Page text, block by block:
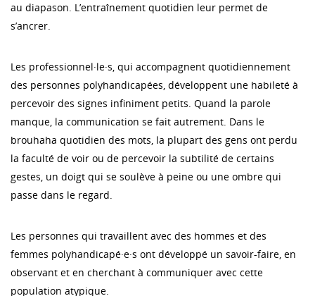
au diapason. L’entraînement quotidien leur permet de
s’ancrer.
Les professionnel·le·s, qui accompagnent quotidiennement
des personnes polyhandicapées, développent une habileté à
percevoir des signes infiniment petits. Quand la parole
manque, la communication se fait autrement. Dans le
brouhaha quotidien des mots, la plupart des gens ont perdu
la faculté de voir ou de percevoir la subtilité de certains
gestes, un doigt qui se soulève à peine ou une ombre qui
passe dans le regard.
Les personnes qui travaillent avec des hommes et des
femmes polyhandicapé·e·s ont développé un savoir-faire, en
observant et en cherchant à communiquer avec cette
population atypique.